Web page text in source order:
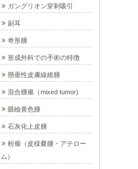
ガングリオン穿刺吸引
副耳
奇形腫
形成外科での手術の特徴
懸垂性皮膚線維腫
混合腫瘍（mixed tumor)
眼瞼黄色腫
石灰化上皮腫
粉瘤（皮様嚢腫・アテロー
ム）